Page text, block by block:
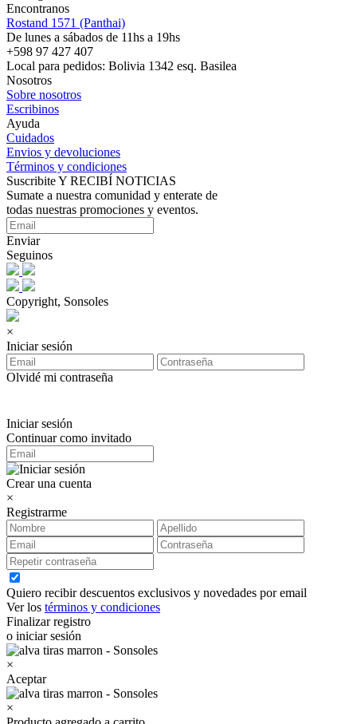
Encontranos
Rostand 1571 (Panthai)
De lunes a sábados de 11hs a 19hs
+598 97 427 407
Local para pedidos: Bolivia 1342 esq. Basilea
Nosotros
Sobre nosotros
Escribinos
Ayuda
Cuidados
Envios y devoluciones
Términos y condiciones
Suscribite Y RECIBÍ NOTICIAS
Sumate a nuestra comunidad y enterate de
todas nuestras promociones y eventos.
Enviar
Seguinos
Copyright, Sonsoles
×
Iniciar sesión
Olvidé mi contraseña
Iniciar sesión
Continuar como invitado
Crear una cuenta
×
Registrarme
Quiero recibir descuentos exclusivos y novedades por email
Ver los términos y condiciones
Finalizar registro
o iniciar sesión
×
Aceptar
×